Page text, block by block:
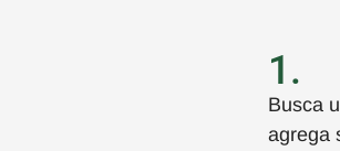
1.
Busca
agrega